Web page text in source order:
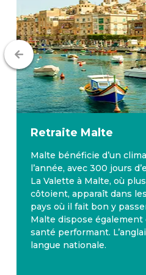
Retraite Malte
Malte bénéficie d’un
l’année, avec 300 jours
La Valette à Malte, où
côtoient, apparaît dans
pays où il fait bon y
Malte dispose également
santé performant.
langue nationale.